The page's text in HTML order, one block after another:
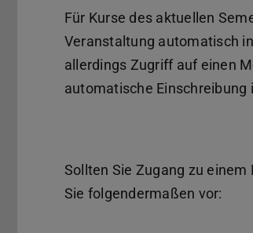
Für Kurse des aktuellen
Veranstaltung automatisch
allerdings Zugriff auf einen
automatische Einschreibung
Sollten Sie Zugang zu
Sie folgendermaßen vor: